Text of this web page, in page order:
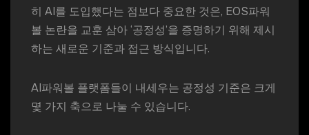
히 AI를 도입했다는 점보다 중요한 것은, EOS파워
볼 논란을 교훈 삼아 ‘공정성’을 증명하기 위해 제시
하는 새로운 기준과 접근 방식입니다.
AI파워볼 플랫폼들이 내세우는 공정성 기준은 크게
몇 가지 축으로 나눌 수 있습니다.